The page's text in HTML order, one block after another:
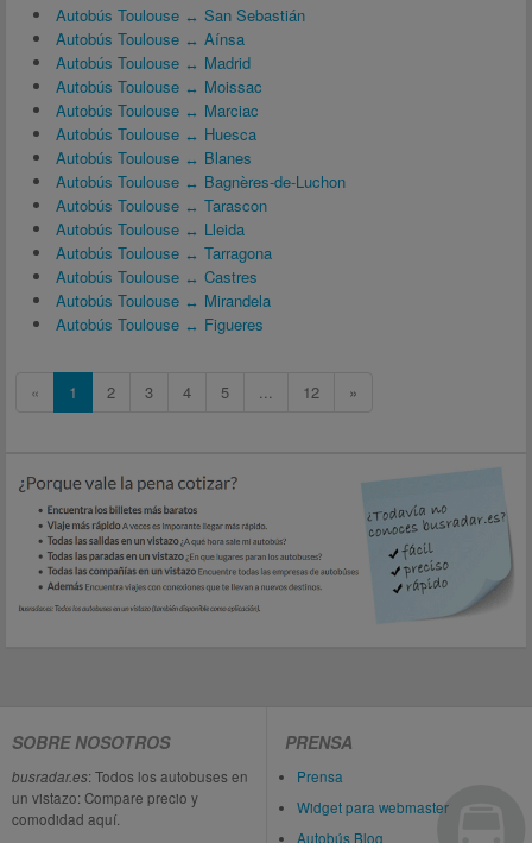
Autobús Toulouse ↔ San Sebastián
Autobús Toulouse ↔ Aínsa
Autobús Toulouse ↔ Madrid
Autobús Toulouse ↔ Moissac
Autobús Toulouse ↔ Marciac
Autobús Toulouse ↔ Huesca
Autobús Toulouse ↔ Blanes
Autobús Toulouse ↔ Bagnères-de-Luchon
Autobús Toulouse ↔ Tarascon
Autobús Toulouse ↔ Lleida
Autobús Toulouse ↔ Tarragona
Autobús Toulouse ↔ Castres
Autobús Toulouse ↔ Mirandela
Autobús Toulouse ↔ Figueres
« 1 2 3 4 5 ... 12 »
SOBRE NOSOTROS
busradar.es: Todos los autobuses en
un vistazo: Compare precio y
comodidad aquí.
PRENSA
Prensa
Widget para webmaster
Autobús Blog